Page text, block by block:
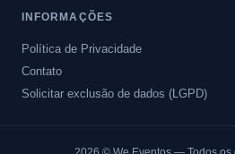
INFORMAÇÕES
Política de Privacidade
Contato
Solicitar exclusão de dados (LGPD)